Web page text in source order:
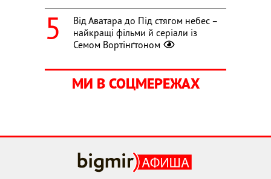
Від Аватара до Під стягом небес –
найкращі фільми й серіали із
Семом Вортінґтоном
МИ В СОЦМЕРЕЖАХ